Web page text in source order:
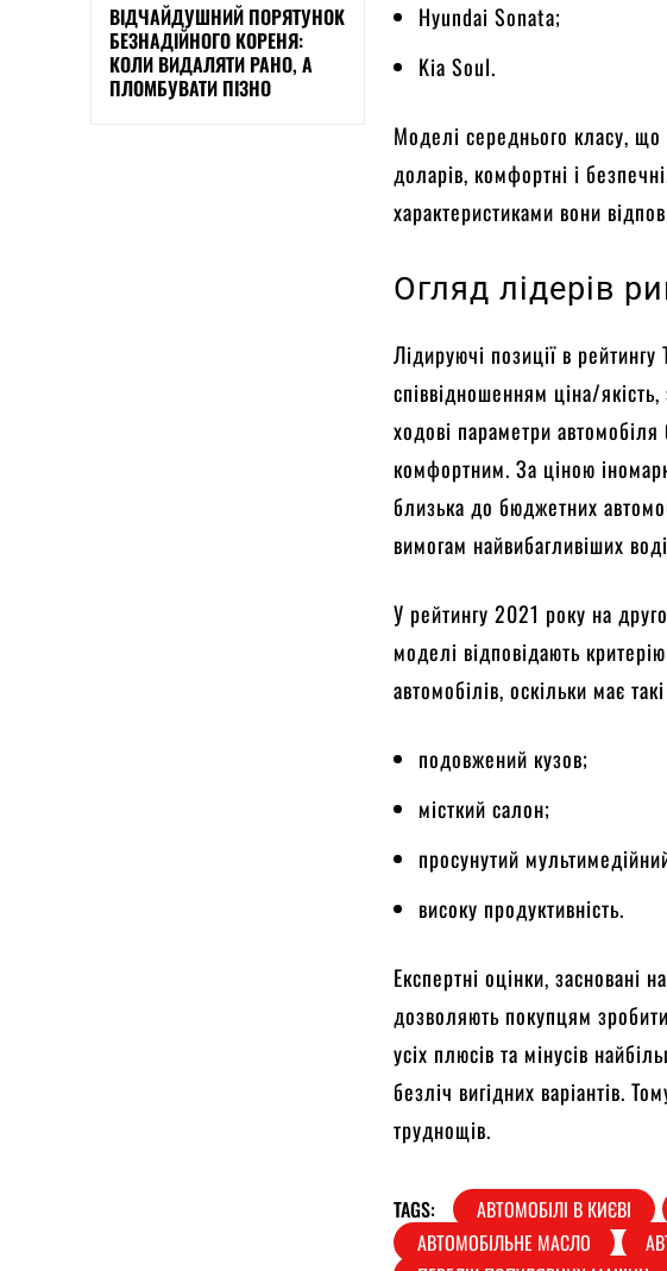
ВІДЧАЙДУШНИЙ ПОРЯТУНОК
БЕЗНАДІЙНОГО КОРЕНЯ:
КОЛИ ВИДАЛЯТИ РАНО, А
ПЛОМБУВАТИ ПІЗНО
Hyundai Sonata;
Kia Soul.
Моделі середнього класу, що
доларів, комфортні і
характеристиками вони
Огляд лідерів
Лідируючі позиції в
співвідношенням ціна/
ходові параметри
комфортним. За ціною
близька до бюджетних
вимогам найвибагливіших
У рейтингу 2021 року на
моделі відповідають
автомобілів, оскільки має
подовжений кузов;
місткий салон;
просунутий
високу продуктивність.
Експертні оцінки, засновані
дозволяють покупцям
усіх плюсів та мінусів
безліч вигідних варіантів.
труднощів.
TAGS: АВТОМОБІЛІ В КИЄВІ
АВТОМОБІЛЬНЕ МАСЛО